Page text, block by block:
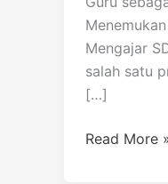
Mengajar
salah satu
[…]
Read More